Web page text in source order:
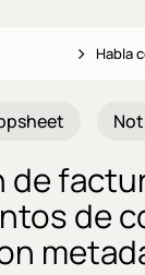
Habla
de
de